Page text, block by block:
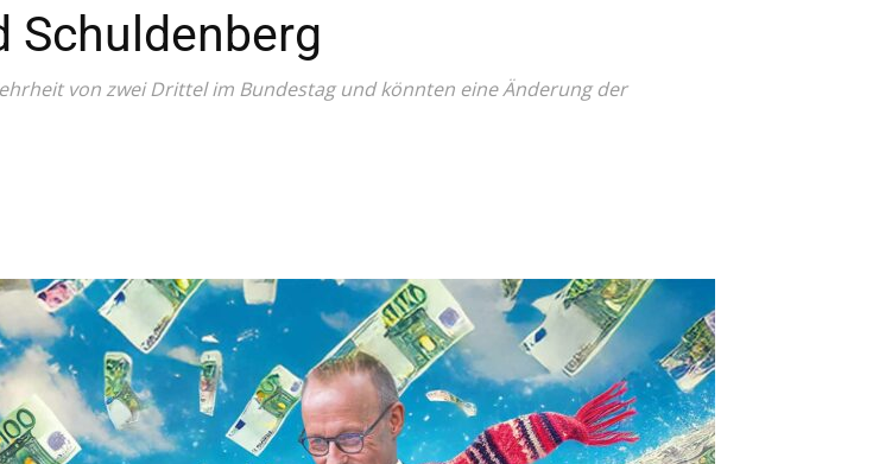
Schuldenberg
von zwei Drittel im Bundestag und könnten eine Änderung der